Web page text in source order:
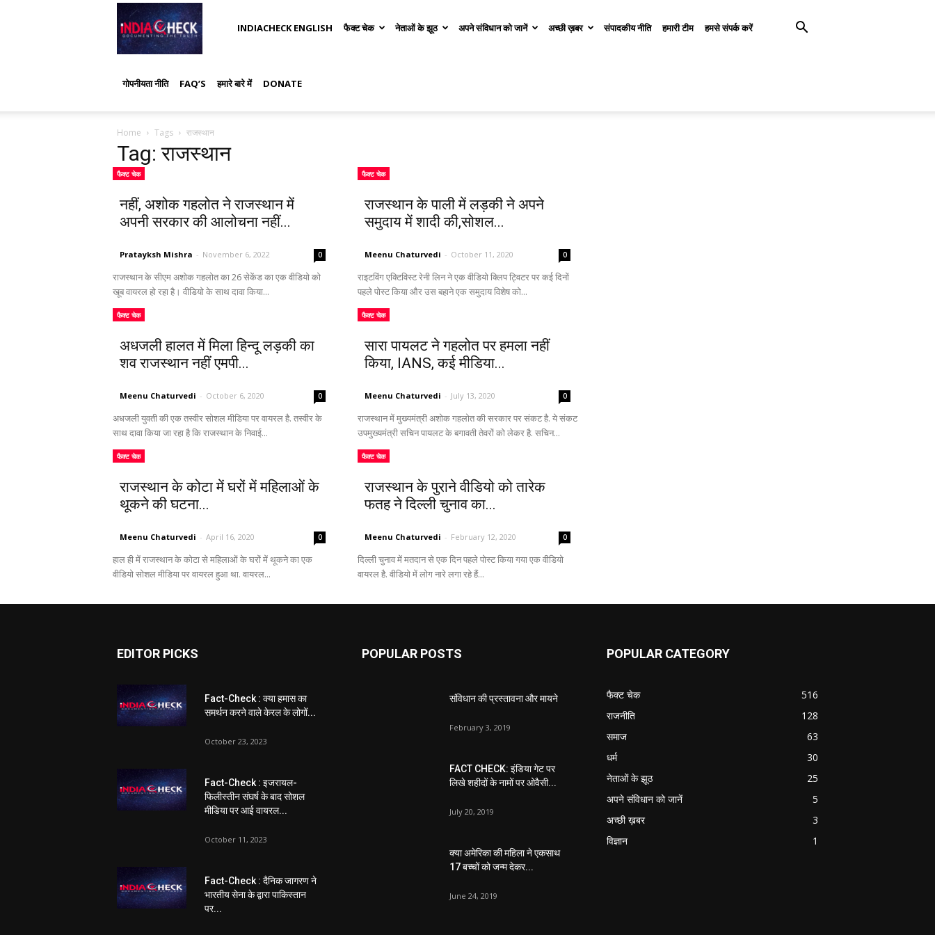
IndiaCheckINDIACHECK ENGLISH फैक्ट चेक नेताओं के झूठ अपने संविधान को जानें अच्छी ख़बर संपादकीय नीति हमारी टीम हमसे संपर्क करें
गोपनीयता नीति FAQ’S हमारे बारे में DONATE
Home Tags राजस्थान
Tag: राजस्थान
फैक्ट चेक
नहीं, अशोक गहलोत ने राजस्थान में
अपनी सरकार की आलोचना नहीं...
Pratayksh Mishra - November 6, 2022 0
राजस्थान के सीएम अशोक गहलोत का 26 सेकेंड का एक वीडियो को
खूब वायरल हो रहा है। वीडियो के साथ दावा किया...
फैक्ट चेक
राजस्थान के पाली में लड़की ने अपने
समुदाय में शादी की,सोशल...
Meenu Chaturvedi - October 11, 2020 0
राइटविंग एक्टिविस्ट रेनी लिन ने एक वीडियो क्लिप ट्विटर पर कई दिनों
पहले पोस्ट किया और उस बहाने एक समुदाय विशेष को...
फैक्ट चेक
अधजली हालत में मिला हिन्दू लड़की का
शव राजस्थान नहीं एमपी...
Meenu Chaturvedi - October 6, 2020 0
अधजली युवती की एक तस्वीर सोशल मीडिया पर वायरल है. तस्वीर के
साथ दावा किया जा रहा है कि राजस्थान के निवाई...
फैक्ट चेक
सारा पायलट ने गहलोत पर हमला नहीं
किया, IANS, कई मीडिया...
Meenu Chaturvedi - July 13, 2020 0
राजस्थान में मुख्यमंत्री अशोक गहलोत की सरकार पर संकट है. ये संकट
उपमुख्यमंत्री सचिन पायलट के बगावती तेवरों को लेकर है. सचिन...
फैक्ट चेक
राजस्थान के कोटा में घरों में महिलाओं के
थूकने की घटना...
Meenu Chaturvedi - April 16, 2020 0
हाल ही में राजस्थान के कोटा से महिलाओं के घरों में थूकने का एक
वीडियो सोशल मीडिया पर वायरल हुआ था. वायरल...
फैक्ट चेक
राजस्थान के पुराने वीडियो को तारेक
फतह ने दिल्ली चुनाव का...
Meenu Chaturvedi - February 12, 2020 0
दिल्ली चुनाव में मतदान से एक दिन पहले पोस्ट किया गया एक वीडियो
वायरल है. वीडियो में लोग नारे लगा रहे हैं...
EDITOR PICKS
Fact-Check : क्या हमास का
समर्थन करने वाले केरल के लोगों...
October 23, 2023
Fact-Check : इजरायल-
फिलीस्तीन संघर्ष के बाद सोशल
मीडिया पर आई वायरल...
October 11, 2023
Fact-Check : दैनिक जागरण ने
भारतीय सेना के द्वारा पाकिस्तान
पर...
POPULAR POSTS
संविधान की प्रस्तावना और मायने
February 3, 2019
FACT CHECK: इंडिया गेट पर
लिखे शहीदों के नामों पर ओवैसी...
July 20, 2019
क्या अमेरिका की महिला ने एकसाथ
17 बच्चों को जन्म देकर...
June 24, 2019
POPULAR CATEGORY
फैक्ट चेक
516
राजनीति
128
समाज
63
धर्म
30
नेताओं के झूठ
25
अपने संविधान को जानें
5
अच्छी ख़बर
3
विज्ञान
1